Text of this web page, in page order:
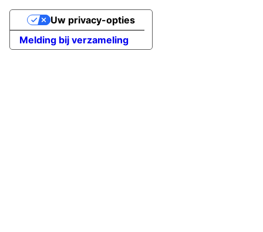
Melding bij verzameling
Uw privacy-opties